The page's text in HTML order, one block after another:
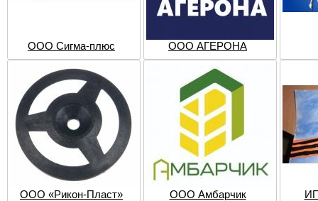
ООО Сигма-плюс ООО АГЕРОНА
ООО «Рикон-Пласт» ООО Амбарчик